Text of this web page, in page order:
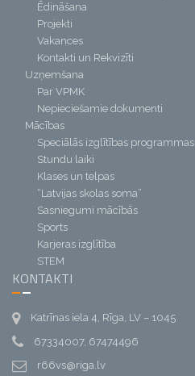
Ēdināšana
Projekti
Vakances
Kontakti un Rekvizīti
Uzņemšana
Par VPMK
Nepieciešamie dokumenti
Mācības
Speciālās izglītības programmas
Stundu laiki
Klases un telpas
“Latvijas skolas soma”
Sasniegumi mācībās
Sports
Karjeras izglītība
STEM
KONTAKTI
Katrīnas iela 4, Rīga, LV – 1045
67334007, 67474496
r66vs@riga.lv